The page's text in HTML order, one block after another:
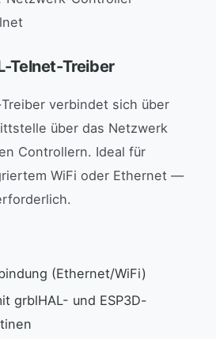
Telnet-Treiber
Treiber verbindet sich über
über das Netzwerk
Controllern. Ideal für
WiFi oder Ethernet —
(Ethernet/WiFi)
grblHAL- und ESP3D-